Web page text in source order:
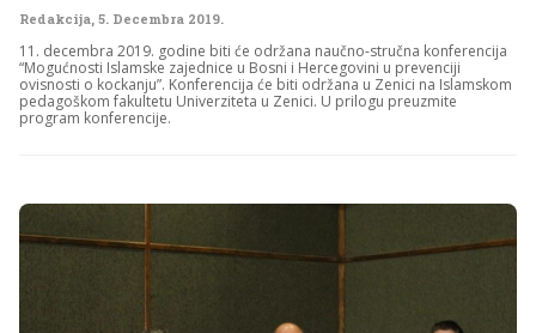
Redakcija, 5. Decembra 2019.
11. decembra 2019. godine biti će održana naučno-stručna konferencija
“Mogućnosti Islamske zajednice u Bosni i Hercegovini u prevenciji
ovisnosti o kockanju”. Konferencija će biti održana u Zenici na Islamskom
pedagoškom fakultetu Univerziteta u Zenici. U prilogu preuzmite
program konferencije.